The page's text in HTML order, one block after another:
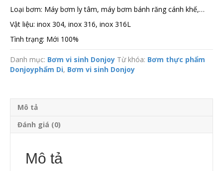
Loại bơm: Máy bơm ly tâm, máy bơm bánh răng cánh khế,…
Vật liệu: inox 304, inox 316, inox 316L
Tình trạng: Mới 100%
Danh mục: Bơm vi sinh Donjoy Từ khóa: Bơm thực phẩm
Donjoyphẩm Di, Bơm vi sinh Donjoy
Mô tả
Đánh giá (0)
Mô tả